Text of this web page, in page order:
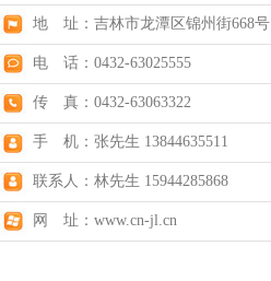
地 址：吉林市龙潭区锦州街668号
电 话：0432-63025555
传 真：0432-63063322
手 机：张先生 13844635511
联系人：林先生 15944285868
网 址：www.cn-jl.cn